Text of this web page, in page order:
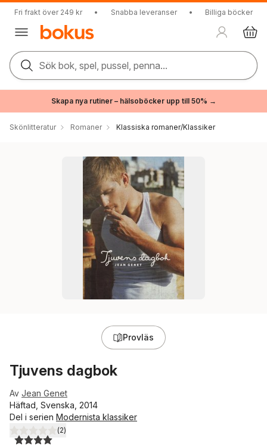
Fri frakt över 249 kr • Snabba leveranser • Billiga böcker
Sök bok, spel, pussel, penna...
Skapa nya rutiner – hälsoböcker upp till 50% →
Skönlitteratur Romaner Klassiska romaner/Klassiker
Provläs
Tjuvens dagbok
Av Jean Genet
Häftad, Svenska, 2014
Del i serien Modernista klassiker
4,0utav 5 stjärnor. Totalt antal röster:
(2)